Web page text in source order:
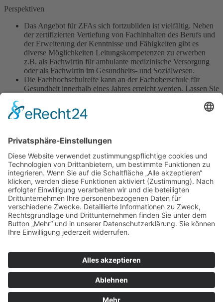
Perspektiven
Das Angebot für ZFAs sich fortzubilden ist vielfältig. Neben
der zertifizierten Vertiefung von Fachinhalten des Berufs und
der Erweiterung der Kenntnisse und Fähigkeiten gibt es
diverse Möglichkeiten Leitungskompetenzen zu erwerben
z.B. als Fachwirtin für ambulante medizinische Versorgung
oder als Fachwirtin im Gesundheits- und Sozialwesen.
Die Fachhochschulreife kann an der Fachoberschule für
Gesundheit innerhalb eines Jahres erreicht werden. Lassen Sie
Studieren ist auch ohne Abitur oder Fachhochschulreife für
ZFAs möglich.
Abteilungsleitung
Frank Weiland
Tel.: 0611-315275
E-Mail: Frank.Weiland@wiesbaden.de
Drucken
Louise-Schroeder-Schule
0611/315270
poststelle@louise-schroeder-
schule.wiesbaden.schulverwaltung.hessen.de
© 2024 Louise-Schroeder-Schule | Alle Rechte vorbehalten